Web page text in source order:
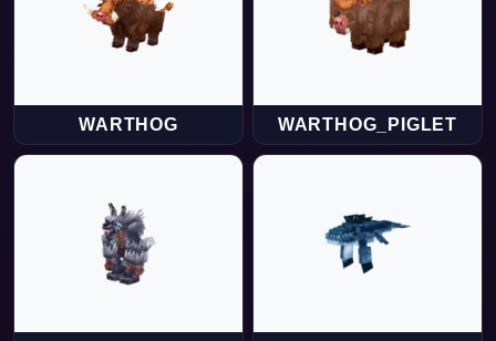
WARTHOG WARTHOG_PIGLET